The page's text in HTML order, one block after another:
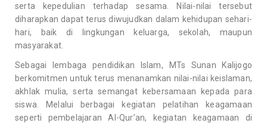
serta kepedulian terhadap sesama. Nilai-nilai tersebut
diharapkan dapat terus diwujudkan dalam kehidupan sehari-
hari, baik di lingkungan keluarga, sekolah, maupun
masyarakat.
Sebagai lembaga pendidikan Islam, MTs Sunan Kalijogo
berkomitmen untuk terus menanamkan nilai-nilai keislaman,
akhlak mulia, serta semangat kebersamaan kepada para
siswa. Melalui berbagai kegiatan pelatihan keagamaan
seperti pembelajaran Al-Qur’an, kegiatan keagamaan di